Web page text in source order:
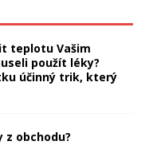
teplotu Vašim
použít léky?
účinný trik, který
obchodu?